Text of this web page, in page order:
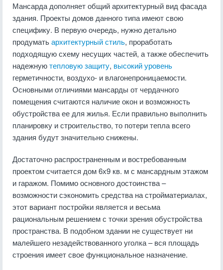
Мансарда дополняет общий архитектурный вид фасада
здания. Проекты домов данного типа имеют свою
специфику. В первую очередь, нужно детально
продуматьархитектурный стиль, проработать
подходящую схему несущих частей, а также обеспечить
надежнуютепловую защиту, высокий уровень
герметичности, воздухо- и влагонепроницаемости.
Основными отличиями мансарды от чердачного
помещения считаются наличие окон и возможность
обустройства ее для жилья. Если правильно выполнить
планировку и строительство, то потери тепла всего
здания будут значительно снижены.
Достаточно распространенным и востребованным
проектом считается дом 6х9 кв. м с мансардным этажом
и гаражом. Помимо основного достоинства –
возможности сэкономить средства на стройматериалах,
этот вариант постройки является и весьма
рациональным решением с точки зрения обустройства
пространства. В подобном здании не существует ни
малейшего незадействованного уголка – вся площадь
строения имеет свое функциональное назначение.